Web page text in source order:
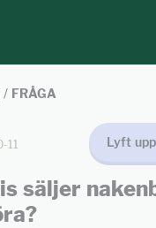
/ FRÅGA
11 Lyft upp
säljer